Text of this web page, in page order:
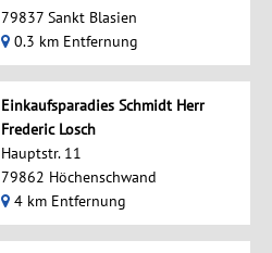
79837 Sankt Blasien
0.3 km Entfernung
Einkaufsparadies Schmidt Herr
Frederic Losch
Hauptstr. 11
79862 Höchenschwand
4 km Entfernung